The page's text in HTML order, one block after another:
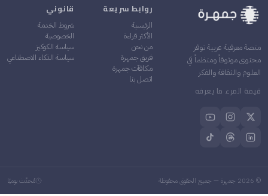
منصة معرفية عربية توفر
محتوى موثوقاً ومنظماً في
العلوم والثقافة والفكر
قيمة المرء ما يعرفه
روابط سريعة
الرئيسية
الأكثر قراءة
من نحن
فريق جمهرة
مكافآت جمهرة
اتصل بنا
قانوني
شروط الخدمة
الخصوصية
سياسة الكوكيز
سياسة الذكاء الاصطناعي
©
2026 جمهرة — جميع الحقوق محفوظة مُحدَّث يوميًا